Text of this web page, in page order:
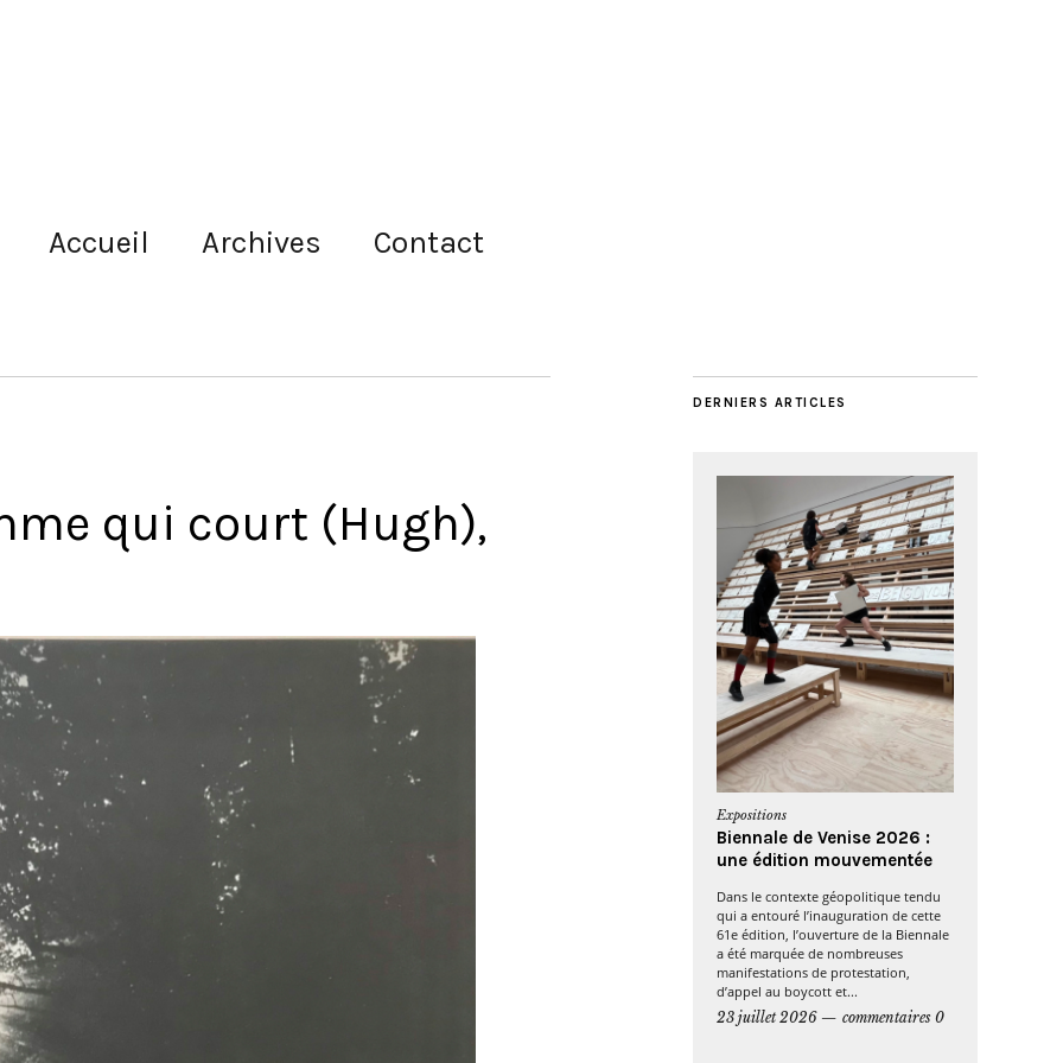
Accueil Archives Contact
qui court (Hugh),
DERNIERS ARTICLES
Expositions
Biennale de Venise 2026 :
une édition mouvementée
Dans le contexte géopolitique tendu
qui a entouré l’inauguration de cette
61e édition, l’ouverture de la Biennale
a été marquée de nombreuses
manifestations de protestation,
d’appel au boycott et...
23 juillet 2026
commentaires 0